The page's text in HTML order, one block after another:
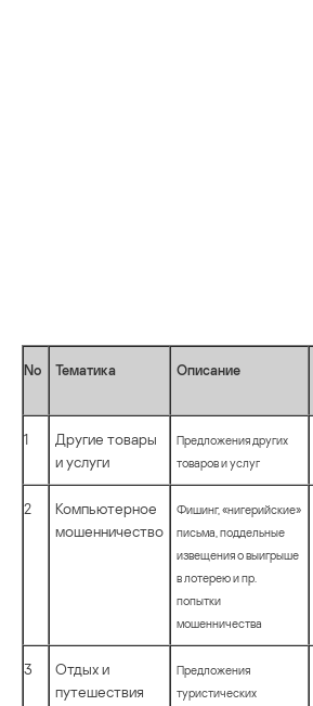
No Тематика Описание
1
Другие товары
и услуги
Предложения других
товаров и услуг
2
Компьютерное
мошенничество
Фишинг, «нигерийские»
письма, поддельные
извещения о выигрыше
в лотерею и пр.
попытки
мошенничества
3
Отдых и
путешествия
Предложения
туристических